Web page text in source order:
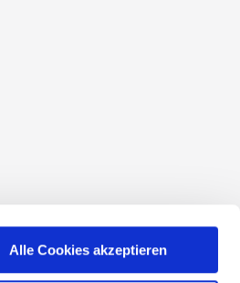
Alle Cookies akzeptieren